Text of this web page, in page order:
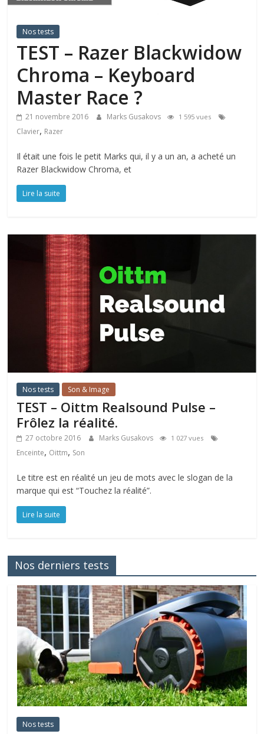
Nos tests
TEST – Razer Blackwidow
Chroma – Keyboard
Master Race ?
21 novembre 2016 Marks Gusakovs 1 595 vues
Clavier, Razer
Il était une fois le petit Marks qui, il y a un an, a acheté un
Razer Blackwidow Chroma, et
Lire la suite
Nos tests Son & Image
TEST – Oittm Realsound Pulse –
Frôlez la réalité.
27 octobre 2016 Marks Gusakovs 1 027 vues
Enceinte, Oittm, Son
Le titre est en réalité un jeu de mots avec le slogan de la
marque qui est “Touchez la réalité”.
Lire la suite
Nos derniers tests
Nos tests